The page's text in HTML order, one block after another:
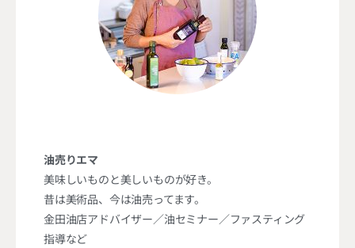
油売りエマ
美味しいものと美しいものが好き。
昔は美術品、今は油売ってます。
金田油店アドバイザー／油セミナー／ファスティング
指導など